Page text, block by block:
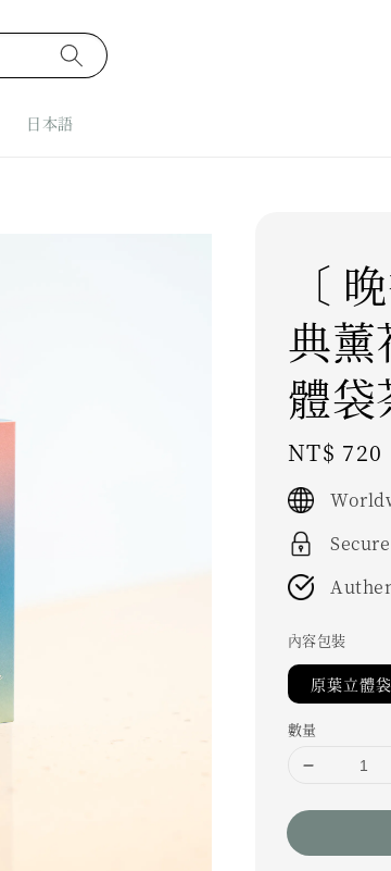
日本語
〔
典薰
體袋
Regular
price
NT$ 720
內容包裝
原葉立體
數量